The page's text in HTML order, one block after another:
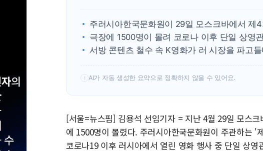
주러시아한국문화원이 29일 모스크바에서 제
극장에 1500명이 몰려 코로나 이후 단일 상영
서방 콘텐츠 철수 속 K영화가 러 시장을 파고
! AI가 자동 생성한 요약으로 정확하지 않을 수 있어요.
[서울=뉴스핌] 김용석 선임기자 = 지난 4월 29일 모스
에 1500명이 몰렸다. 주러시아한국문화원이 주관하는
코로나19 이후 러시아에서 열린 영화 행사 중 단일 상